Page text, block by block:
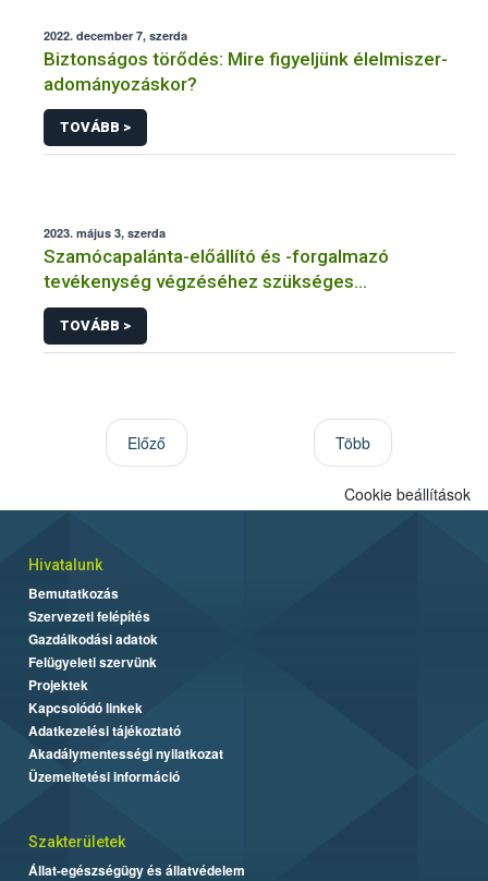
2022. december 7, szerda
Biztonságos törődés: Mire figyeljünk élelmiszer-
adományozáskor?
TOVÁBB >
2023. május 3, szerda
Szamócapalánta-előállító és -forgalmazó
tevékenység végzéséhez szükséges
gyümölcsfaiskolai engedélyről tájékoztat a Nébih
TOVÁBB >
Előző Több
Cookie beállítások
Hivatalunk
Bemutatkozás
Szervezeti felépítés
Gazdálkodási adatok
Felügyeleti szervünk
Projektek
Kapcsolódó linkek
Adatkezelési tájékoztató
Akadálymentességi nyilatkozat
Üzemeltetési információ
Szakterületek
Állat-egészségügy és állatvédelem